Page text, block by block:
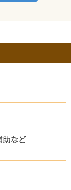
助など